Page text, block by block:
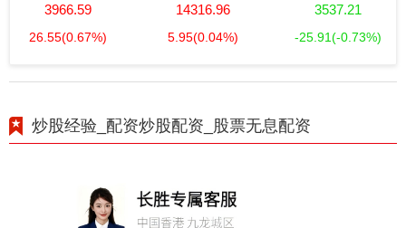
3966.59
26.55(0.67%)
14316.96
5.95(0.04%)
3537.21
-25.91(-0.73%)
炒股经验_配资炒股配资_股票无息配资